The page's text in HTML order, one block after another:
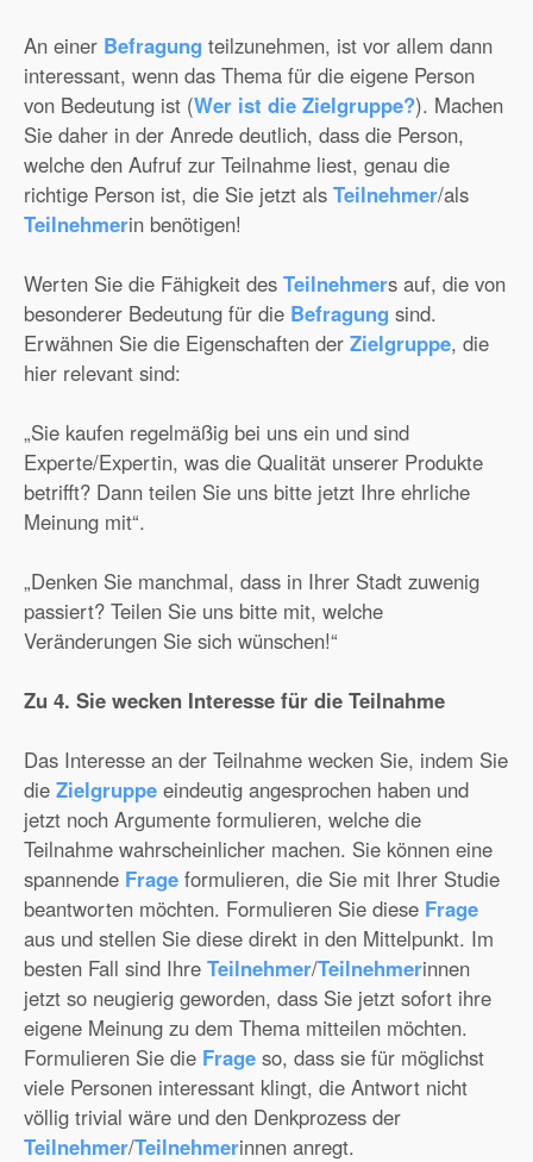
An einer Befragung teilzunehmen, ist vor allem dann
interessant, wenn das Thema für die eigene Person
von Bedeutung ist (Wer ist die Zielgruppe?). Machen
Sie daher in der Anrede deutlich, dass die Person,
welche den Aufruf zur Teilnahme liest, genau die
richtige Person ist, die Sie jetzt als Teilnehmer/als
Teilnehmerin benötigen!
Werten Sie die Fähigkeit des Teilnehmers auf, die von
besonderer Bedeutung für die Befragung sind.
Erwähnen Sie die Eigenschaften der Zielgruppe, die
hier relevant sind:
„Sie kaufen regelmäßig bei uns ein und sind
Experte/Expertin, was die Qualität unserer Produkte
betrifft? Dann teilen Sie uns bitte jetzt Ihre ehrliche
Meinung mit“.
„Denken Sie manchmal, dass in Ihrer Stadt zuwenig
passiert? Teilen Sie uns bitte mit, welche
Veränderungen Sie sich wünschen!“
Zu 4. Sie wecken Interesse für die Teilnahme
Das Interesse an der Teilnahme wecken Sie, indem Sie
die Zielgruppe eindeutig angesprochen haben und
jetzt noch Argumente formulieren, welche die
Teilnahme wahrscheinlicher machen. Sie können eine
spannende Frage formulieren, die Sie mit Ihrer Studie
beantworten möchten. Formulieren Sie diese Frage
aus und stellen Sie diese direkt in den Mittelpunkt. Im
besten Fall sind Ihre Teilnehmer/Teilnehmerinnen
jetzt so neugierig geworden, dass Sie jetzt sofort ihre
eigene Meinung zu dem Thema mitteilen möchten.
Formulieren Sie die Frage so, dass sie für möglichst
viele Personen interessant klingt, die Antwort nicht
völlig trivial wäre und den Denkprozess der
Teilnehmer/Teilnehmerinnen anregt.